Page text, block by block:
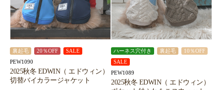
裏起毛 20％OFF SALE
PEW1090
2025秋冬 EDWIN（ エドウィン）
切替バイカラージャケット
ハーネス穴付き 裏起毛
10％OFF
SALE
PEW1089
2025秋冬 EDWIN（ エドウィン）